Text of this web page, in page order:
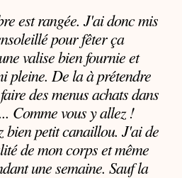
pour fêter ça
valise bien fournie et
pleine. De la à prétendre
des menus achats dans
Comme vous y allez !
bien petit canaillou. J'ai de
de mon corps et même
une semaine. Sauf la